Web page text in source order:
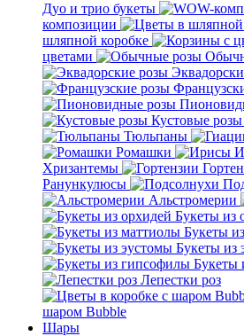
Дуо и трио букеты
композиции
шляпной коробке
цветами
Кустовые розы
Тюльпаны
Ромашки
Хризантемы
Ранункулюсы
Альстромерии
Букеты из
Букеты
Букеты из
Букеты
Лепестки роз
шаром Bubble
Шары